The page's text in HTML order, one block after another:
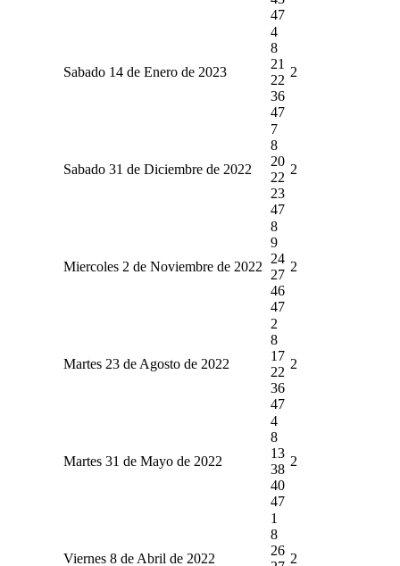
47
Sabado 14 de Enero de 2023
4
8
21
22
36
47
2
Sabado 31 de Diciembre de 2022
7
8
20
22
23
47
2
Miercoles 2 de Noviembre de 2022
8
9
24
27
46
47
2
Martes 23 de Agosto de 2022
2
8
17
22
36
47
2
Martes 31 de Mayo de 2022
4
8
13
38
40
47
2
Viernes 8 de Abril de 2022
1
8
26
2